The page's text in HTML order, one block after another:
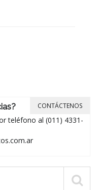
teléfono al (011) 4331-
CONTÁCTENOS